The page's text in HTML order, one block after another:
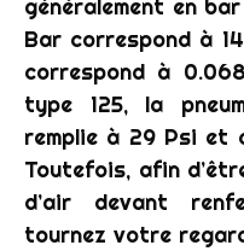
généralement en
Bar correspond à
correspond à
type 125, la
remplie à 29 Psi et
Toutefois, afin
d’air devant
tournez votre